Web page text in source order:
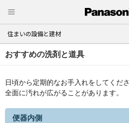
住まいの設備と建材
おすすめの洗剤と道具
日頃から定期的なお手入れをしてくだ
全面に汚れが広がることがあります。
便器内側